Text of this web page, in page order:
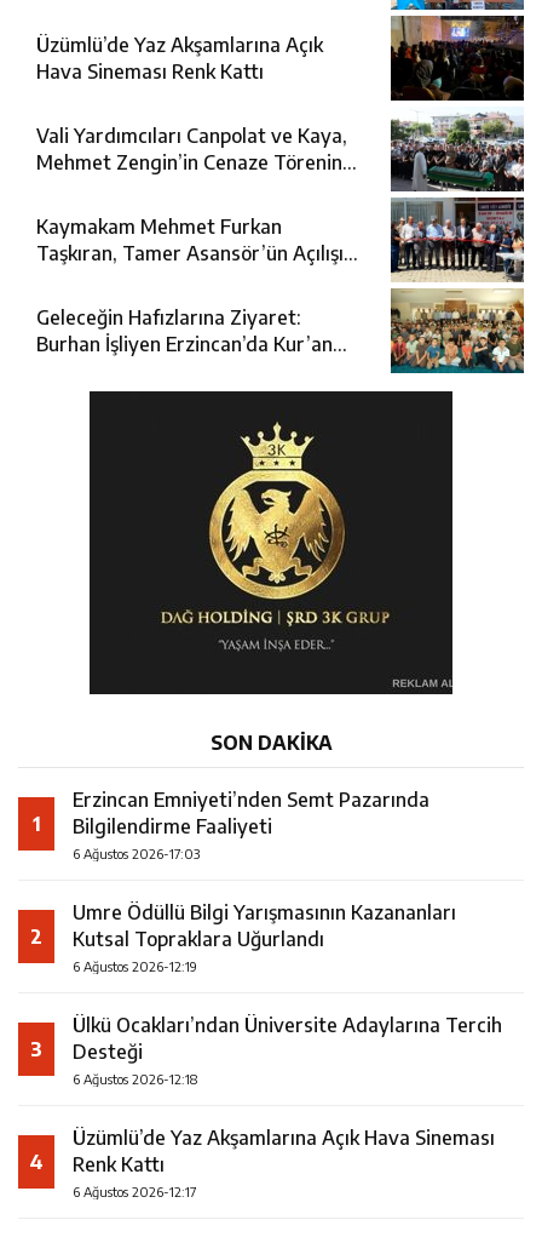
Üzümlü’de Yaz Akşamlarına Açık
Hava Sineması Renk Kattı
Vali Yardımcıları Canpolat ve Kaya,
Mehmet Zengin’in Cenaze Törenine
Kaymakam Mehmet Furkan
Taşkıran, Tamer Asansör’ün Açılışına
Geleceğin Hafızlarına Ziyaret:
Burhan İşliyen Erzincan’da Kur’an
SON DAKİKA
1
Erzincan Emniyeti’nden Semt Pazarında
Bilgilendirme Faaliyeti
6 Ağustos 2026-17:03
2
Umre Ödüllü Bilgi Yarışmasının Kazananları
Kutsal Topraklara Uğurlandı
6 Ağustos 2026-12:19
3
Ülkü Ocakları’ndan Üniversite Adaylarına Tercih
Desteği
6 Ağustos 2026-12:18
4
Üzümlü’de Yaz Akşamlarına Açık Hava Sineması
Renk Kattı
6 Ağustos 2026-12:17